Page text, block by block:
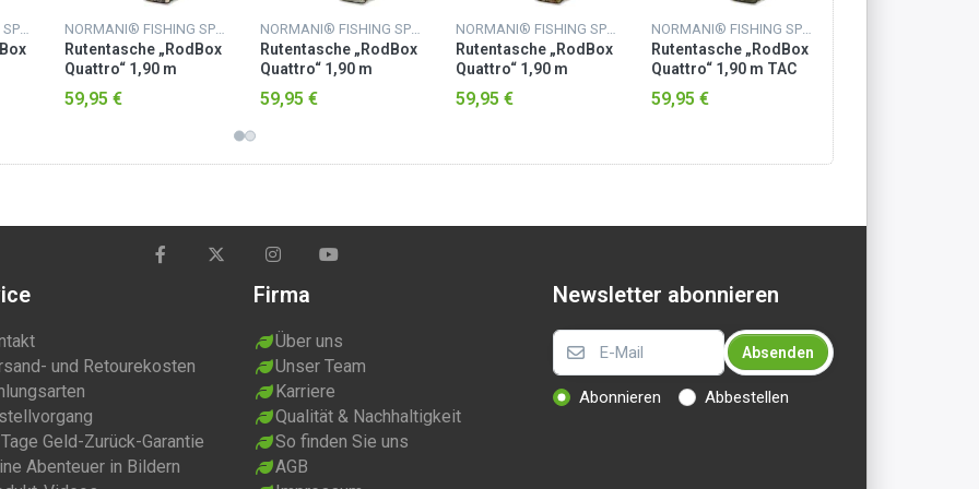
NORMANI® FISHING SPORTS NORMANI® FISHING SPORTS
Rutentasche „RodBox
Quattro“ 1,90 m
Green-Camo
59,95 €
NORMANI® FISHING SPORTS
Rutentasche „RodBox
Quattro“ 1,90 m
Waldtarn
59,95 €
NORMANI® FISHING SPORTS
Rutentasche „RodBox
Quattro“ 1,90 m
Forest Autumn Camo
59,95 €
NORMANI® FISHING SPORTS
Rutentasche „RodBox
Quattro“ 1,90 m TAC
59,95 €
und Retourekosten
Geld-Zurück-Garantie
Abenteuer in Bildern
Firma
Über uns
Unser Team
Karriere
Qualität & Nachhaltigkeit
So finden Sie uns
AGB
Newsletter abonnieren
Absenden
Abonnieren Abbestellen